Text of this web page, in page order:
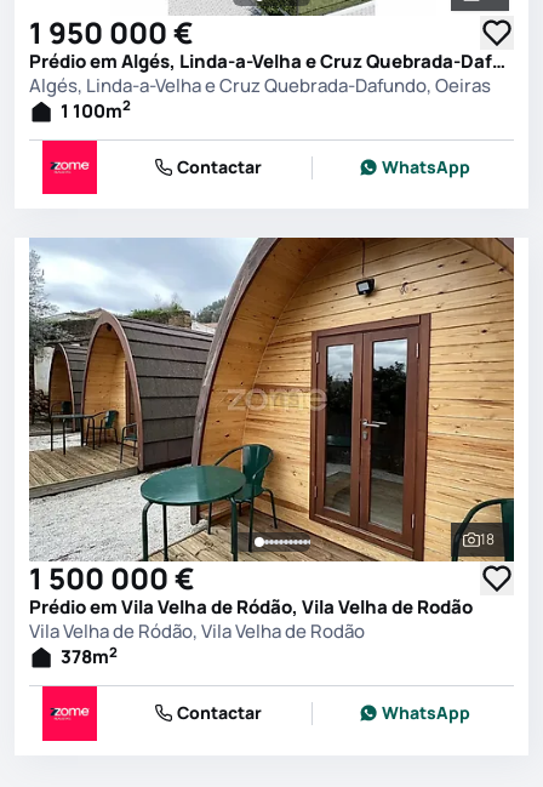
1 950 000 €
Prédio em Algés, Linda-a-Velha e Cruz Quebrada-Dafundo, Oeiras
Algés, Linda-a-Velha e Cruz Quebrada-Dafundo, Oeiras
1 100m2
Contactar WhatsApp
Ver
18
1 500 000 €
Prédio em Vila Velha de Ródão, Vila Velha de Rodão
Vila Velha de Ródão, Vila Velha de Rodão
378m2
Contactar WhatsApp